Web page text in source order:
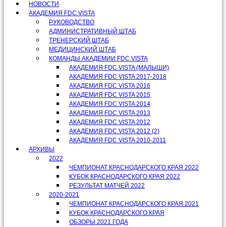
НОВОСТИ
АКАДЕМИЯ FDC VISTA
РУКОВОДСТВО
АДМИНИСТРАТИВНЫЙ ШТАБ
ТРЕНЕРСКИЙ ШТАБ
МЕДИЦИНСКИЙ ШТАБ
КОМАНДЫ АКАДЕМИИ FDC VISTA
АКАДЕМИЯ FDC VISTA (МАЛЫШИ)
АКАДЕМИЯ FDC VISTA 2017-2018
АКАДЕМИЯ FDC VISTA 2016
АКАДЕМИЯ FDC VISTA 2015
АКАДЕМИЯ FDC VISTA 2014
АКАДЕМИЯ FDC VISTA 2013
АКАДЕМИЯ FDC VISTA 2012
АКАДЕМИЯ FDC VISTA 2012 (2)
АКАДЕМИЯ FDC VISTA 2010-2011
АРХИВЫ
2022
ЧЕМПИОНАТ КРАСНОДАРСКОГО КРАЯ 2022
КУБОК КРАСНОДАРСКОГО КРАЯ 2022
РЕЗУЛЬТАТ МАТЧЕЙ 2022
2020-2021
ЧЕМПИОНАТ КРАСНОДАРСКОГО КРАЯ 2021
КУБОК КРАСНОДАРСКОГО КРАЯ
ОБЗОРЫ 2021 ГОДА